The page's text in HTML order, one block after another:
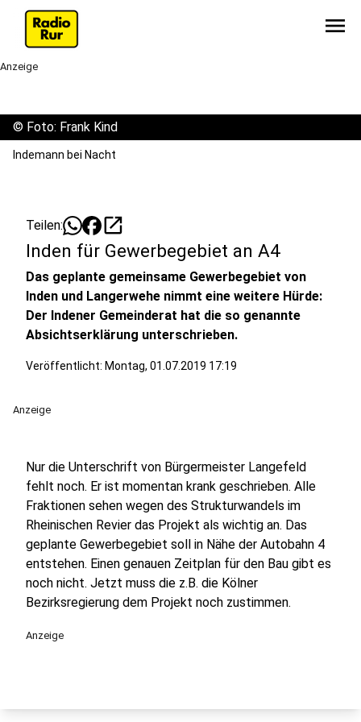
menu
Anzeige
© Foto: Frank Kind
Indemann bei Nacht
Teilen: open_in_new
Inden für Gewerbegebiet an A4
Das geplante gemeinsame Gewerbegebiet von
Inden und Langerwehe nimmt eine weitere Hürde:
Der Indener Gemeinderat hat die so genannte
Absichtserklärung unterschrieben.
Veröffentlicht: Montag, 01.07.2019 17:19
Anzeige
Nur die Unterschrift von Bürgermeister Langefeld
fehlt noch. Er ist momentan krank geschrieben. Alle
Fraktionen sehen wegen des Strukturwandels im
Rheinischen Revier das Projekt als wichtig an. Das
geplante Gewerbegebiet soll in Nähe der Autobahn 4
entstehen. Einen genauen Zeitplan für den Bau gibt es
noch nicht. Jetzt muss die z.B. die Kölner
Bezirksregierung dem Projekt noch zustimmen.
Anzeige